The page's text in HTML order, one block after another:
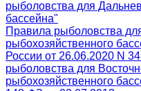
рыболовства для
бассейна"
Правила рыболовства
рыбохозяйственного
России от 26.06.2020 N
рыболовства для
рыбохозяйственного